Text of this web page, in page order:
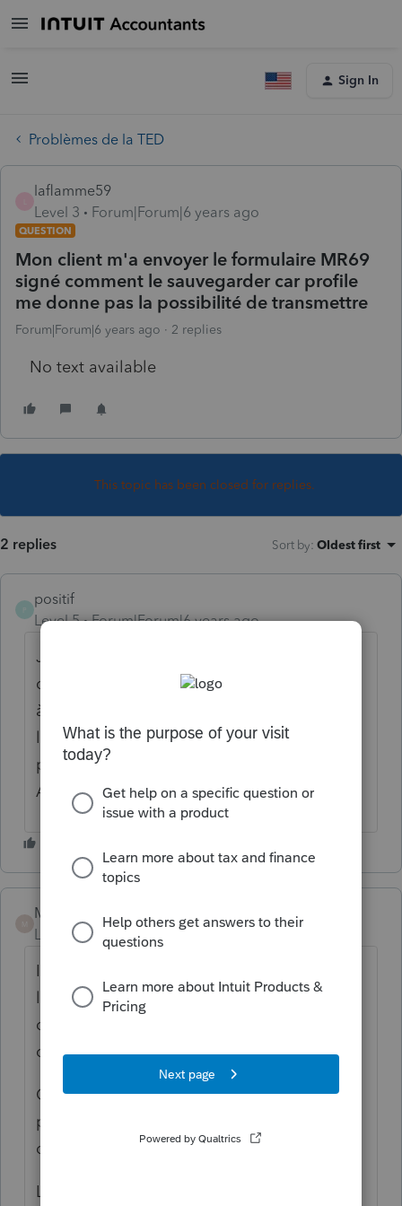
Sign In
Problèmes de la TED
laflamme59
Level 3
Forum|Forum|6 years ago
QUESTION
Mon client m'a envoyer le formulaire MR69
signé comment le sauvegarder car profile
me donne pas la possibilité de transmettre
Forum|Forum|6 years ago 2 replies
No text available
This topic has been closed for replies.
2 replies Sort by: Oldest first
positif
Level 5
Forum|Forum|6 years ago
J'ai le même problème. Par contre en tant
que préparateur inscrit comme représentant
à Rev. Qc. Il est possible de leur transmettre
le formulaire MR-69 en pièce jointe. Cela
permet aussi de voir la liste des clients
ACTIF.
Mario B
Level 11
Forum|Forum|6 years ago
Il faudrait le scanner et vous pourrez ensuite
l'attacher en PDF comme hyperdoc à la
déclaration. (clique à droite sur un des
champs et sélectionner Hyperdoc)
Ce sera seulement pour référence
personnelles car il ne sera pas soumis à la
déclaration.
Le mieux est de le transmettre avec Profile